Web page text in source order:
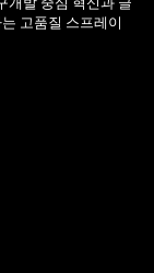
고품질 스프레이